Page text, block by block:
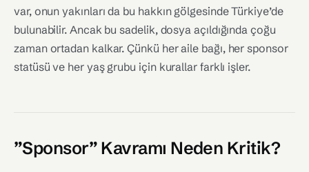
var, onun yakınları da bu hakkın gölgesinde Türkiye’de
bulunabilir. Ancak bu sadelik, dosya açıldığında çoğu
zaman ortadan kalkar. Çünkü her aile bağı, her sponsor
statüsü ve her yaş grubu için kurallar farklı işler.
”Sponsor” Kavramı Neden Kritik?